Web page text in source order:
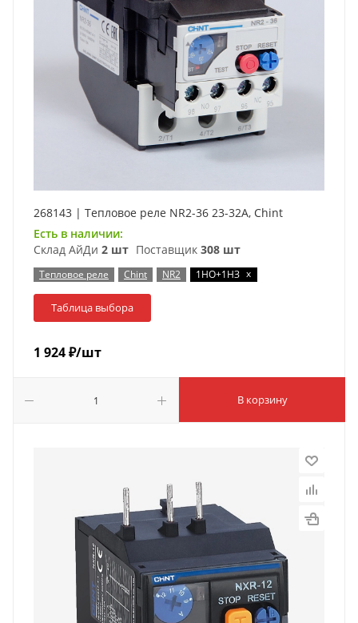
268143 | Тепловое реле NR2-36 23-32А, Chint
Есть в наличии:
Склад АйДи 2 шт Поставщик 308 шт
Тепловое реле Chint NR2 1НО+1НЗ x
Таблица выбора
1 924₽/шт
В корзину